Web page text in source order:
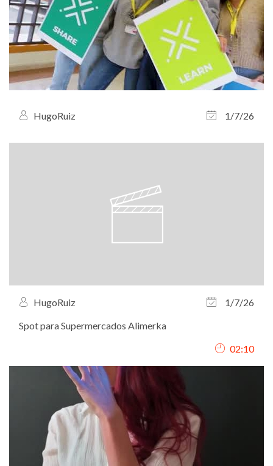
HugoRuiz 1/7/26
HugoRuiz
1/7/26
Spot para Supermercados Alimerka
02:10